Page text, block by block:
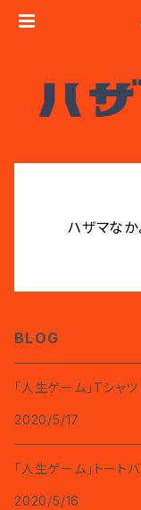
ハザマなか
BLOG
「人生ゲーム」Tシャツ
2020/5/17
「人生ゲーム」トート
2020/5/16